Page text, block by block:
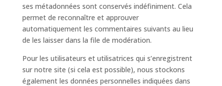
ses métadonnées sont conservés indéfiniment. Cela
permet de reconnaître et approuver
automatiquement les commentaires suivants au lieu
de les laisser dans la file de modération.
Pour les utilisateurs et utilisatrices qui s’enregistrent
sur notre site (si cela est possible), nous stockons
également les données personnelles indiquées dans